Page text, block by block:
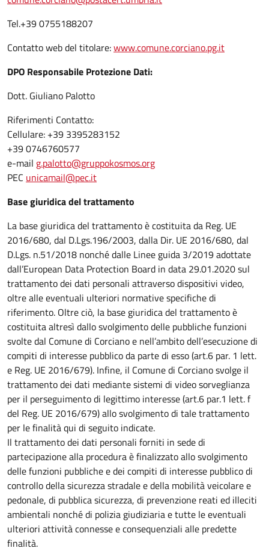
Tel.+39 0755188207
Contatto web del titolare:www.comune.corciano.pg.it
DPO Responsabile Protezione Dati:
Dott. Giuliano Palotto
Riferimenti Contatto:
Cellulare: +39 3395283152
+39 0746760577
e-mail g.palotto@gruppokosmos.org
PEC unicamail@pec.it
Base giuridica del trattamento
La base giuridica del trattamento è costituita da Reg. UE
2016/680, dal D.Lgs.196/2003, dalla Dir. UE 2016/680, dal
D.Lgs. n.51/2018 nonché dalle Linee guida 3/2019 adottate
dall’European Data Protection Board in data 29.01.2020 sul
trattamento dei dati personali attraverso dispositivi video,
oltre alle eventuali ulteriori normative specifiche di
riferimento. Oltre ciò, la base giuridica del trattamento è
costituita altresì dallo svolgimento delle pubbliche funzioni
svolte dal Comune di Corciano e nell’ambito dell’esecuzione di
compiti di interesse pubblico da parte di esso (art.6 par. 1 lett.
e Reg. UE 2016/679). Infine, il Comune di Corciano svolge il
trattamento dei dati mediante sistemi di video sorveglianza
per il perseguimento di legittimo interesse (art.6 par.1 lett. f
del Reg. UE 2016/679) allo svolgimento di tale trattamento
per le finalità qui di seguito indicate.
Il trattamento dei dati personali forniti in sede di
partecipazione alla procedura è finalizzato allo svolgimento
delle funzioni pubbliche e dei compiti di interesse pubblico di
controllo della sicurezza stradale e della mobilità veicolare e
pedonale, di pubblica sicurezza, di prevenzione reati ed illeciti
ambientali nonché di polizia giudiziaria e tutte le eventuali
ulteriori attività connesse e consequenziali alle predette
finalità.